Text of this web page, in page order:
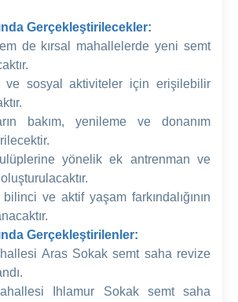
Gerçekleştirilecekler:
de kırsal mahallelerde yeni semt
ve sosyal aktiviteler için erişilebilir
bakım, yenileme ve donanım
yönelik ek antrenman ve
ve aktif yaşam farkındalığının
Gerçekleştirilenler:
Aras Sokak semt saha revize
Ihlamur Sokak semt saha